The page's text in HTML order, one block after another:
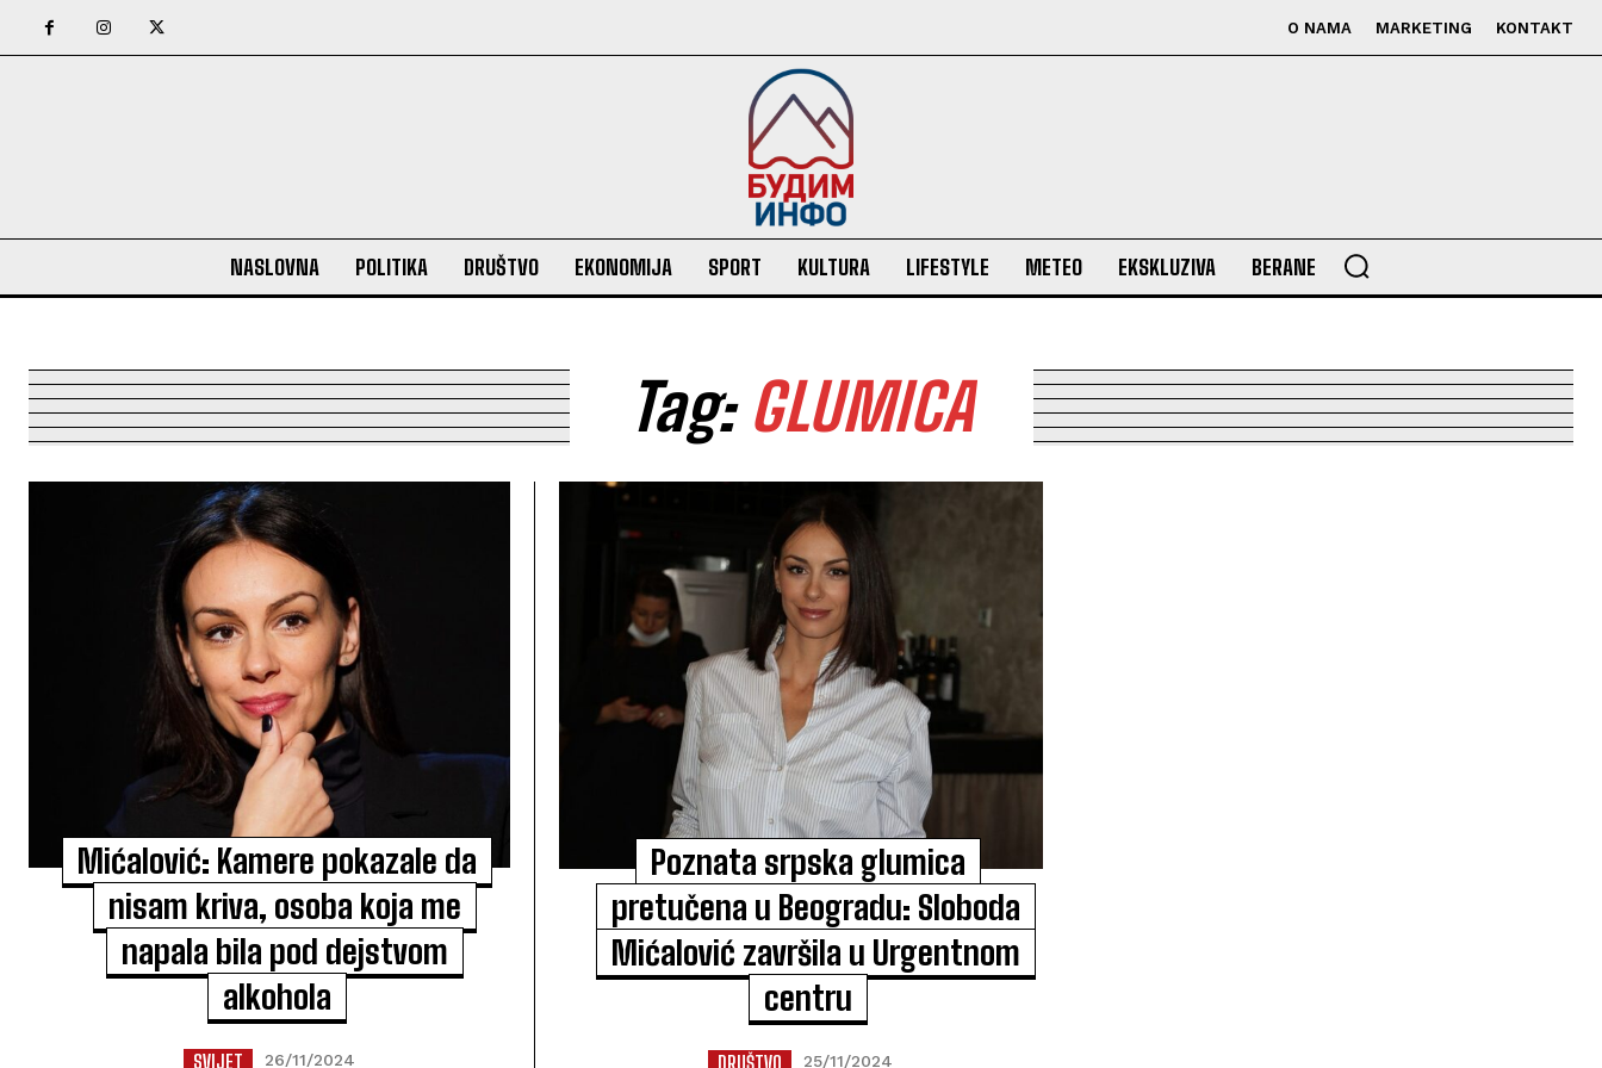
O NAMA MARKETING KONTAKT
NASLOVNA POLITIKA DRUŠTVO EKONOMIJA SPORT KULTURA LIFESTYLE METEO EKSKLUZIVA BERANE
Tag: GLUMICA
Mićalović: Kamere pokazale da
nisam kriva, osoba koja me
napala bila pod dejstvom
alkohola
SVIJET 26/11/2024
Poznata srpska glumica
pretučena u Beogradu: Sloboda
Mićalović završila u Urgentnom
centru
DRUŠTVO 25/11/2024